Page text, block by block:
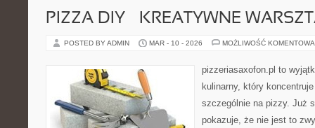
PIZZA DIY – KREATYWNE
POSTED BY ADMIN MAR - 10 - 2026 MOŻLIWOŚĆ
pizzeriasaxofon.pl to
kulinarny, który
szczególnie na pizzy. Już
pokazuje, że nie jest to